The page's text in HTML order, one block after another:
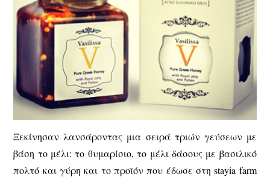
Ξεκίνησαν λανσάροντας μια σειρά τριών γεύσεων με
βάση το μέλι: το θυμαρίσιο, το μέλι δάσους με βασιλικό
πολτό και γύρη και το προϊόν που έδωσε στη stayia farm